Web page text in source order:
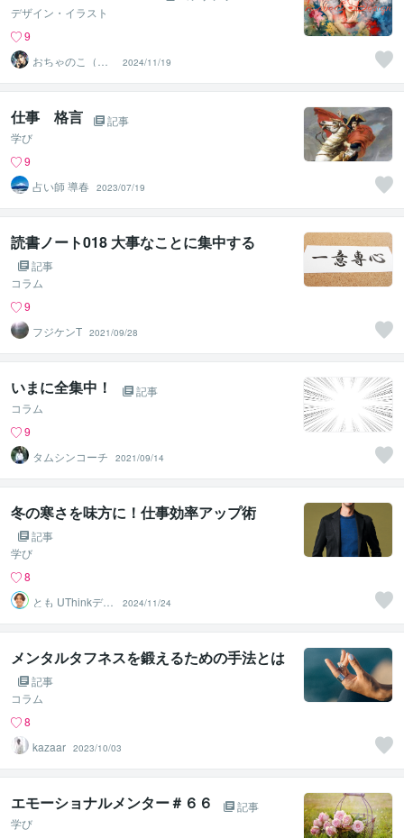
デザイン・イラスト
9
おちゃのこ（御
茶乃子祭々）
2024/11/19
仕事 格言
記事
学び
9
占い師 導春
2023/07/19
読書ノート018 大事なことに集中する
記事
コラム
9
フジケンT 2021/09/28
いまに全集中！
記事
コラム
9
タムシンコーチ
2021/09/14
冬の寒さを味方に！仕事効率アップ術
記事
学び
8
とも UThinkデザ
イン
2024/11/24
メンタルタフネスを鍛えるための手法とは
記事
コラム
8
kazaar 2023/10/03
エモーショナルメンター＃６６
記事
学び